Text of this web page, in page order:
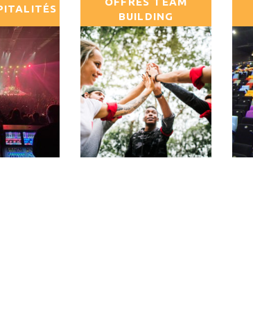
BUILDING